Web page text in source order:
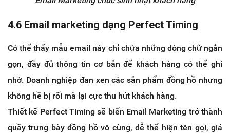
4.6 Email marketing dạng Perfect Timing
Có thể thấy mẫu email này chỉ chứa những dòng chữ ngắn
gọn, đầy đủ thông tin cơ bản để khách hàng có thể ghi
nhớ. Doanh nghiệp đan xen các sản phẩm đồng hồ nhưng
không hề bị rối mà lại cực thu hút khách hàng.
Thiết kế Perfect Timing sẽ biến Email Marketing trở thành
quầy trưng bày đồng hồ vô cùng, dễ thể hiện tên gọi, giá